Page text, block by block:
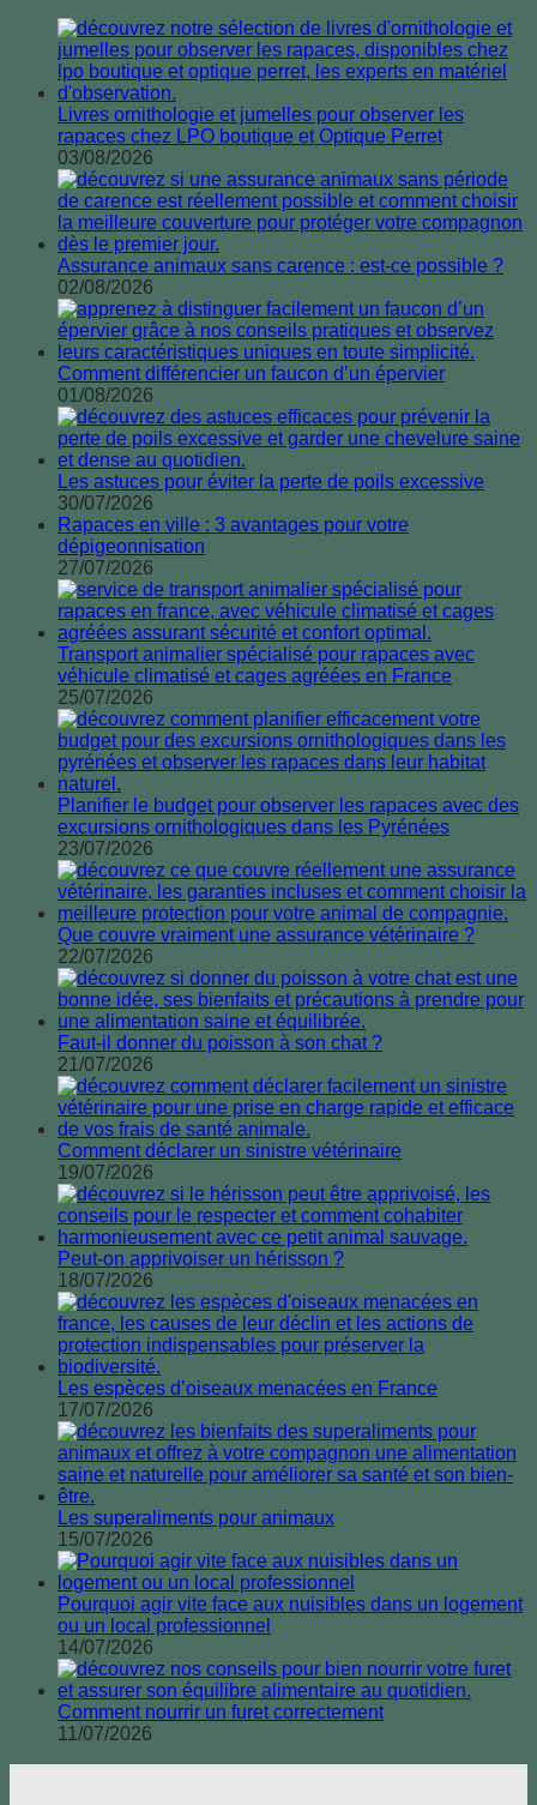
Livres ornithologie et jumelles pour observer les
rapaces chez LPO boutique et Optique Perret
03/08/2026
Assurance animaux sans carence : est-ce possible ?
02/08/2026
Comment différencier un faucon d’un épervier
01/08/2026
Les astuces pour éviter la perte de poils excessive
30/07/2026
Rapaces en ville : 3 avantages pour votre
dépigeonnisation
27/07/2026
Transport animalier spécialisé pour rapaces avec
véhicule climatisé et cages agréées en France
25/07/2026
Planifier le budget pour observer les rapaces avec des
excursions ornithologiques dans les Pyrénées
23/07/2026
Que couvre vraiment une assurance vétérinaire ?
22/07/2026
Faut-il donner du poisson à son chat ?
21/07/2026
Comment déclarer un sinistre vétérinaire
19/07/2026
Peut-on apprivoiser un hérisson ?
18/07/2026
Les espèces d’oiseaux menacées en France
17/07/2026
Les superaliments pour animaux
15/07/2026
Pourquoi agir vite face aux nuisibles dans un logement
ou un local professionnel
14/07/2026
Comment nourrir un furet correctement
11/07/2026